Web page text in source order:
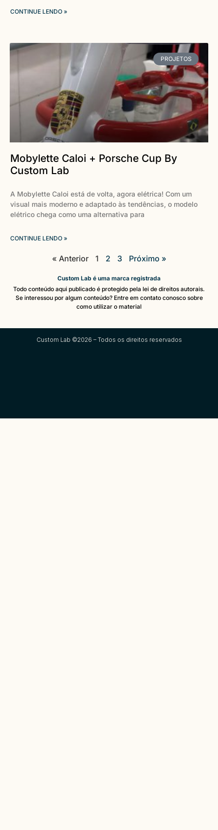
CONTINUE LENDO »
PROJETOS
Mobylette Caloi + Porsche Cup By
Custom Lab
A Mobylette Caloi está de volta, agora elétrica! Com um
visual mais moderno e adaptado às tendências, o modelo
elétrico chega como uma alternativa para
CONTINUE LENDO »
« Anterior 1 2 3 Próximo »
Custom Lab é uma marca registrada
Todo conteúdo aqui publicado é protegido pela lei de direitos autorais.
Se interessou por algum conteúdo? Entre em contato conosco sobre
como utilizar o material
Custom Lab ©2026 – Todos os direitos reservados